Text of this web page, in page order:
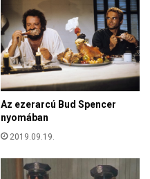
Az ezerarcú Bud Spencer
nyomában
2019.09.19.